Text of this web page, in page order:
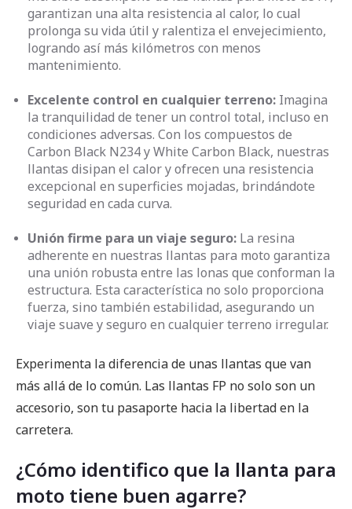
garantizan una alta resistencia al calor, lo cual
prolonga su vida útil y ralentiza el envejecimiento,
logrando así más kilómetros con menos
mantenimiento.
Excelente control en cualquier terreno: Imagina
la tranquilidad de tener un control total, incluso en
condiciones adversas. Con los compuestos de
Carbon Black N234 y White Carbon Black, nuestras
llantas disipan el calor y ofrecen una resistencia
excepcional en superficies mojadas, brindándote
seguridad en cada curva.
Unión firme para un viaje seguro: La resina
adherente en nuestras llantas para moto garantiza
una unión robusta entre las lonas que conforman la
estructura. Esta característica no solo proporciona
fuerza, sino también estabilidad, asegurando un
viaje suave y seguro en cualquier terreno irregular.
Experimenta la diferencia de unas llantas que van
más allá de lo común. Las llantas FP no solo son un
accesorio, son tu pasaporte hacia la libertad en la
carretera.
¿Cómo identifico que la llanta para
moto tiene buen agarre?